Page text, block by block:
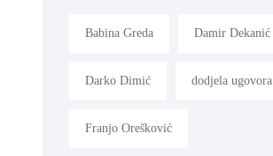
Babina Greda Damir Dekanić
Darko Dimić dodjela ugovora
Franjo Orešković